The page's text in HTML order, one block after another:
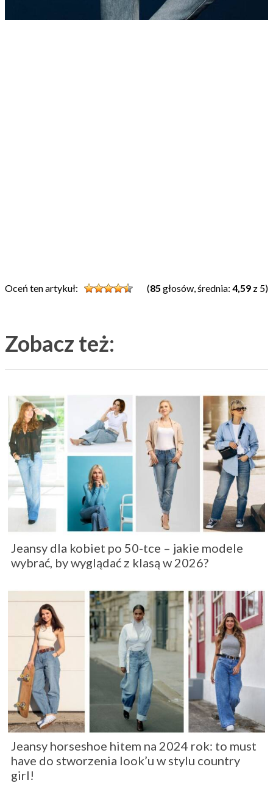
Oceń ten artykuł: (85 głosów, średnia: 4,59 z 5)
Zobacz też:
Jeansy dla kobiet po 50-tce – jakie modele
wybrać, by wyglądać z klasą w 2026?
Jeansy horseshoe hitem na 2024 rok: to must
have do stworzenia look’u w stylu country
girl!